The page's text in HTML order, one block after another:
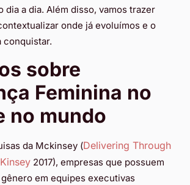
dia a dia. Além disso, vamos trazer
onde já evoluímos e o
conquistar.
sobre
Feminina no
no mundo
da Mckinsey (Delivering Through
2017), empresas que possuem
em equipes executivas